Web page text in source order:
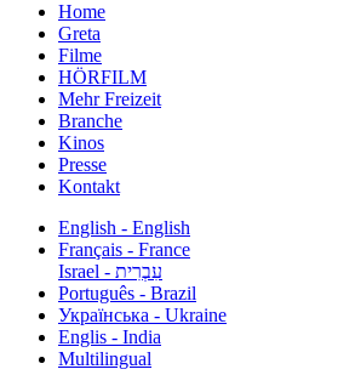
Home
Greta
Filme
HÖRFILM
Mehr Freizeit
Branche
Kinos
Presse
Kontakt
English - English
Français - France
עִבְרִית - Israel
Português - Brazil
Українська - Ukraine
Englis - India
Multilingual